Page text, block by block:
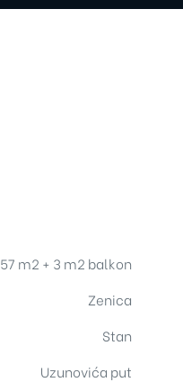
57 m2 + 3 m2 balkon
Zenica
Stan
Uzunovića put